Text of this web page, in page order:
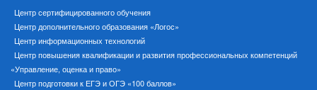
Центр сертифицированного обучения
Центр дополнительного образования «Логос»
Центр информационных технологий
Центр повышения квалификации и развития профессиональных компетенций
«Управление, оценка и право»
Центр подготовки к ЕГЭ и ОГЭ «100 баллов»